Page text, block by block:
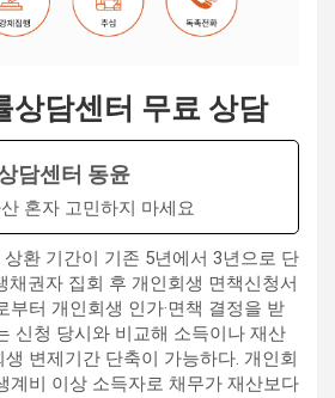
상담센터 무료 상담
담센터 동윤
혼자 고민하지 마세요
환 기간이 기존 5년에서 3년으로 단
채권자 집회 후 개인회생 면책신청서
부터 개인회생 인가·면책 결정을 받
신청 당시와 비교해 소득이나 재산
변제기간 단축이 가능하다. 개인회
계비 이상 소득자로 채무가 재산보다